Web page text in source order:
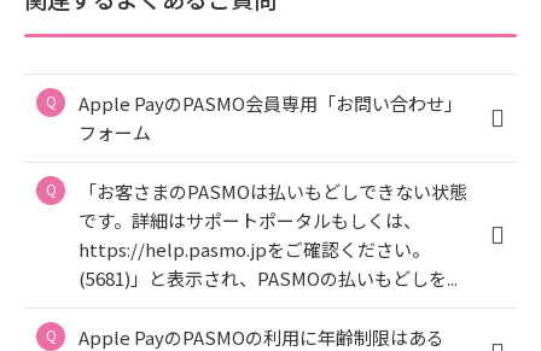
Apple PayのPASMO会員専用「お問い合わせ」
フォーム
「お客さまのPASMOは払いもどしできない状態
です。詳細はサポートポータルもしくは、
https://help.pasmo.jpをご確認ください。
(5681)」と表示され、PASMOの払いもどしを...
Apple PayのPASMOの利用に年齢制限はある